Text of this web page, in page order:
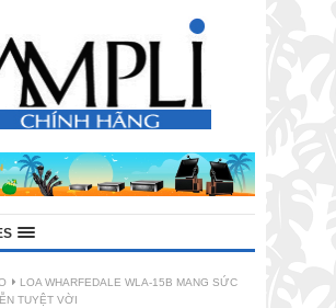
LOA WHARFEDALE WLA-15B MANG SỨC
TUYỆT VỜI